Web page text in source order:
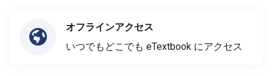
オフラインアクセス
いつでもどこでも eTextbook にアクセス